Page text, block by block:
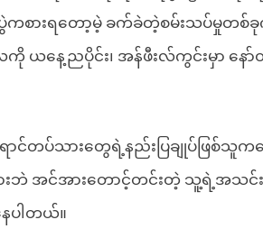
ကစားရတော့မဲ့ ခက်ခဲတဲ့စမ်းသပ်မှုတ
ယနေ့ညပိုင်း၊ အန်ဖီးလ်ကွင်းမှာ နေ
ောင်တပ်သားတွေရဲ့နည်းပြချုပ်ဖြစ်
းဘဲ အင်အားတောင့်တင်းတဲ့ သူ့ရဲ့အသ
ပါတယ်။